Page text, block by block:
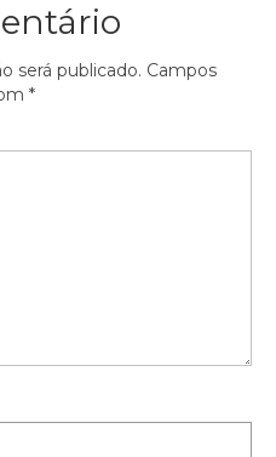
será publicado. Campos
*